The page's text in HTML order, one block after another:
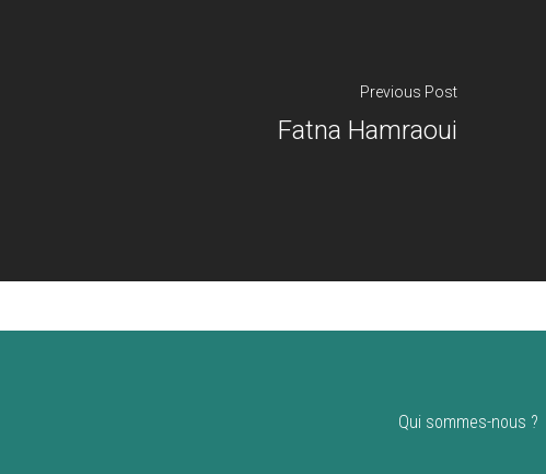
Previous Post
Fatna Hamraoui
Qui sommes-nous ?